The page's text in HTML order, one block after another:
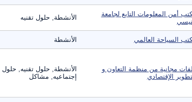
أمن المعلومات التابع لجامعة
الأنشطة, حلول تقنيه
السياحة العالمي الأنشطة
مجانية من منظمة التعاون و
الإقتصادي
الأنشطة, حلول تقنيه, حلول
إجتماعيه, مشاكل